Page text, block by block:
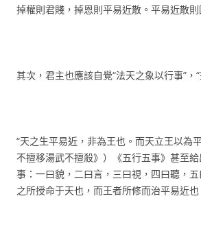
掉權則君賤，掉恩則平易近散。平易近散
其次，君主也應該自覺“法天之象以行事”，
“天之生平易近，非為王也。而天立王以為
不擅移湯武不擅殺》）《五行五事》甚至
事：一曰貌，二曰言，三曰視，四曰聽，
之所授命于天也，而王者所修而治平易近也